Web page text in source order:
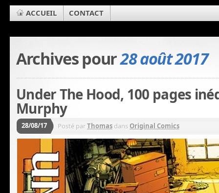
ACCUEIL CONTACT
Archives pour28 août 2017
Under The Hood, 100 pages
Murphy
28/08/17 Posté parThomas dans Original Comics